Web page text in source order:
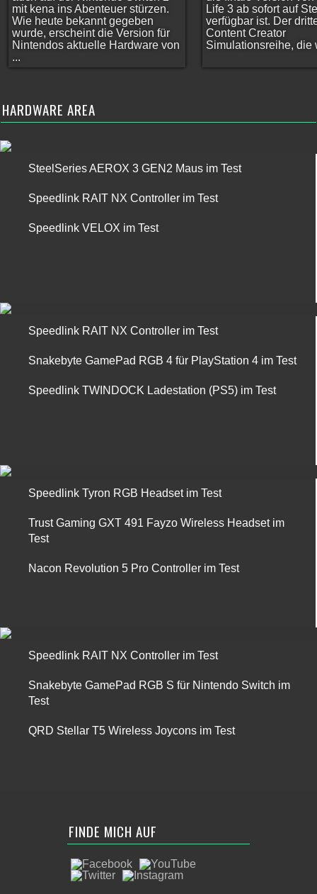
mit kena ins Abenteuer stürzen.
Wie heute bekannt gegeben
wurde, erscheint die Version für
Nintendos aktuelle Hardware von
...
Life 3 ab sofort auf
verfügbar ist. Der
Content Creator
Simulationsreihe, die
HARDWARE AREA
SteelSeries AEROX 3 GEN2 Maus im Test
Speedlink RAIT NX Controller im Test
Speedlink VELOX im Test
Speedlink RAIT NX Controller im Test
Snakebyte GamePad RGB 4 für PlayStation 4 im Test
Speedlink TWINDOCK Ladestation (PS5) im Test
Speedlink Tyron RGB Headset im Test
Trust Gaming GXT 491 Fayzo Wireless Headset im
Test
Nacon Revolution 5 Pro Controller im Test
Speedlink RAIT NX Controller im Test
Snakebyte GamePad RGB S für Nintendo Switch im
Test
QRD Stellar T5 Wireless Joycons im Test
FINDE MICH AUF